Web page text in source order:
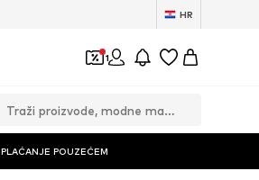
HR
1
PLAĆANJE POUZEĆEM